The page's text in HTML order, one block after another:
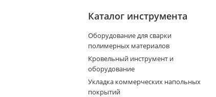
Каталог инструмента
Оборудование для сварки
полимерных материалов
Кровельный инструмент и
оборудование
Укладка коммерческих напольных
покрытий